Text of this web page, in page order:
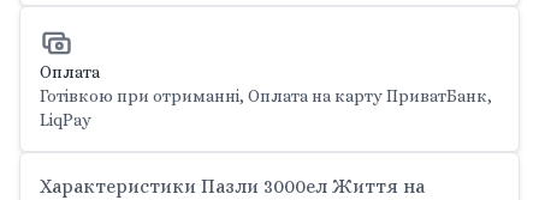
Оплата
Готівкою при отриманні, Оплата на карту ПриватБанк,
LiqPay
Характеристики Пазли 3000ел Життя на